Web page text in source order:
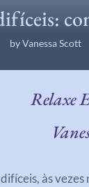
byVanessa Scott
Relaxe
às